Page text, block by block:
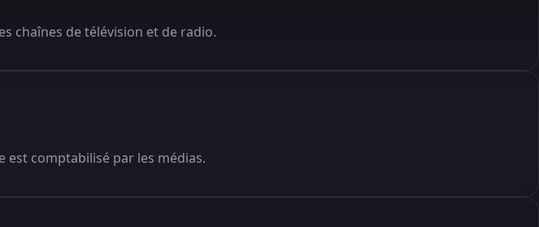
chaînes de télévision et de radio.
comptabilisé par les médias.